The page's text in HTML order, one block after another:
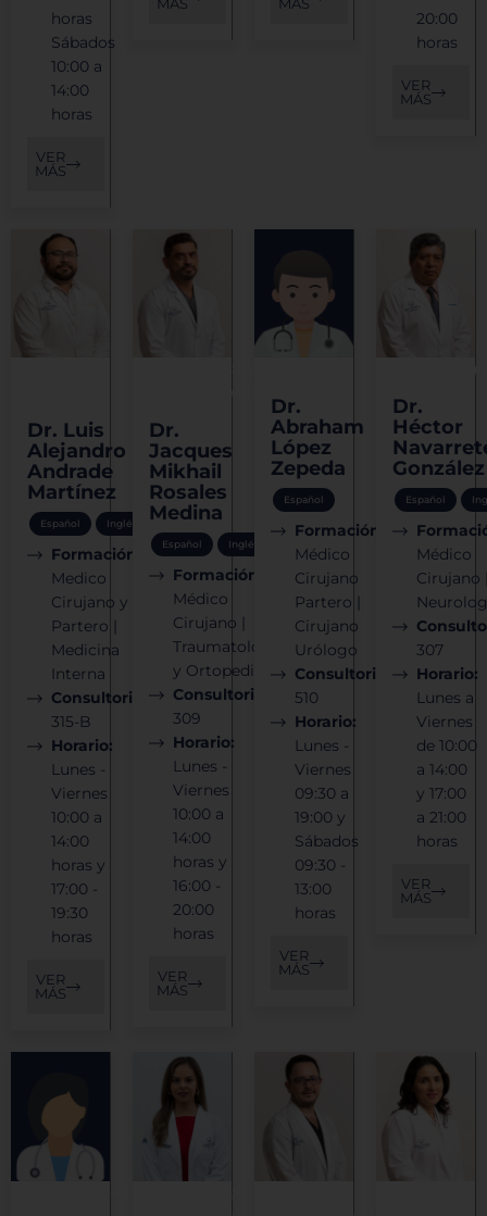
horas
Sábados
10:00 a
14:00
horas
VER
MÁS
20:00
horas
VER
MÁS
Dr. Luis
Alejandro
Andrade
Martínez
Español Inglés
Formación:
Medico
Cirujano y
Partero |
Medicina
Interna
Consultorio:
315-B
Horario:
Lunes -
Viernes
10:00 a
14:00
horas y
17:00 -
19:30
horas
VER
MÁS
Dr.
Jacques
Mikhail
Rosales
Medina
Español Inglés
Formación:
Médico
Cirujano |
Traumatología
y Ortopedia
Consultorio:
309
Horario:
Lunes -
Viernes
10:00 a
14:00
horas y
16:00 -
20:00
horas
VER
MÁS
Dr.
Abraham
López
Zepeda
Español
Formación:
Médico
Cirujano
Partero |
Cirujano
Urólogo
Consultorio:
510
Horario:
Lunes -
Viernes
09:30 a
19:00 y
Sábados
09:30 -
13:00
horas
VER
MÁS
Neurología
Dr.
Héctor
González
Español
Médico
Cirujano
307
Horario:
Lunes a
Viernes
de 10:00
a 14:00
y 17:00
a 21:00
horas
VER
MÁS